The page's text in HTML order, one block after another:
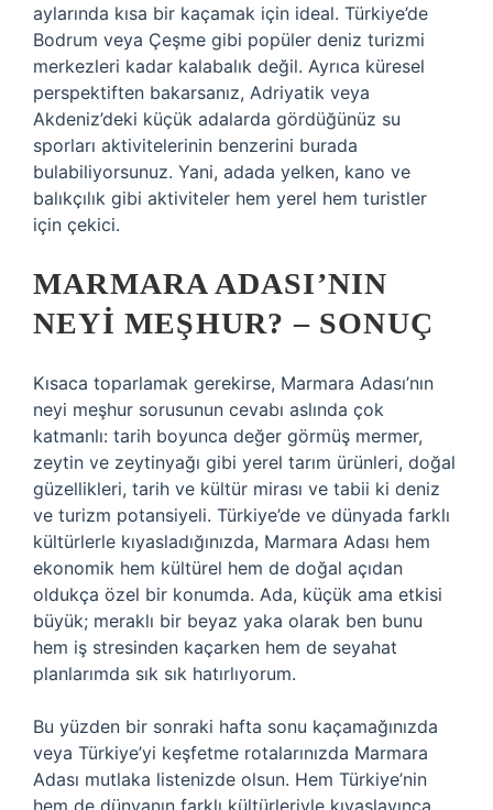
aylarında kısa bir kaçamak için ideal. Türkiye’de
Bodrum veya Çeşme gibi popüler deniz turizmi
merkezleri kadar kalabalık değil. Ayrıca küresel
perspektiften bakarsanız, Adriyatik veya
Akdeniz’deki küçük adalarda gördüğünüz su
sporları aktivitelerinin benzerini burada
bulabiliyorsunuz. Yani, adada yelken, kano ve
balıkçılık gibi aktiviteler hem yerel hem turistler
için çekici.
MARMARA ADASI’NIN
NEYI MEŞHUR? – SONUÇ
Kısaca toparlamak gerekirse, Marmara Adası’nın
neyi meşhur sorusunun cevabı aslında çok
katmanlı: tarih boyunca değer görmüş mermer,
zeytin ve zeytinyağı gibi yerel tarım ürünleri, doğal
güzellikleri, tarih ve kültür mirası ve tabii ki deniz
ve turizm potansiyeli. Türkiye’de ve dünyada farklı
kültürlerle kıyasladığınızda, Marmara Adası hem
ekonomik hem kültürel hem de doğal açıdan
oldukça özel bir konumda. Ada, küçük ama etkisi
büyük; meraklı bir beyaz yaka olarak ben bunu
hem iş stresinden kaçarken hem de seyahat
planlarımda sık sık hatırlıyorum.
Bu yüzden bir sonraki hafta sonu kaçamağınızda
veya Türkiye’yi keşfetme rotalarınızda Marmara
Adası mutlaka listenizde olsun. Hem Türkiye’nin
hem de dünyanın farklı kültürleriyle kıyaslayınca,